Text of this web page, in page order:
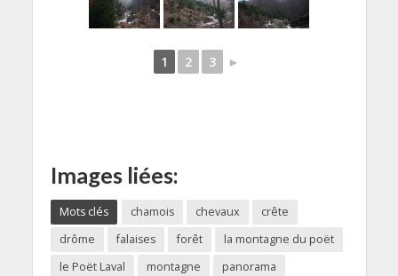
1 2 3 ►
Images liées:
Mots clés chamois chevaux
crête
drôme
falaises forêt
la montagne du poët
le Poët Laval
montagne
panorama